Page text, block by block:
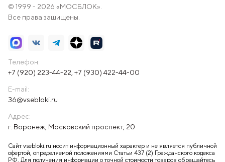
© 1999 - 2026 «МОСБЛОК».
Все права защищены.
Телефон:
+7 (920) 223-44-22 +7 (930) 422-44-00
E-mail:
36@vsebloki.ru
Адрес:
г. Воронеж, Московский проспект, 20
Сайт vsebloki.ru носит информационный характер и не является публичной
офертой, определяемой положениями Статьи 437 (2) Гражданского кодекса
РФ. Для получения информации о точной стоимости товаров обращайтесь